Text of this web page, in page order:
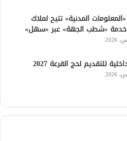
المدنية» تتيح لملاك
خدمة «شطب الجهة» عبر «سهل»
للتقديم لحج القرعة 2027